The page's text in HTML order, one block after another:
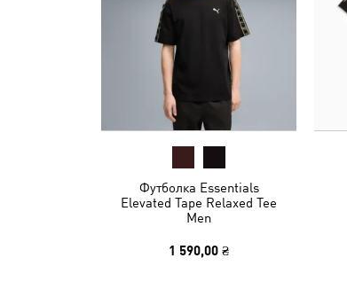
Футболка Essentials
Elevated Tape Relaxed Tee
Men
1 590,00 ₴